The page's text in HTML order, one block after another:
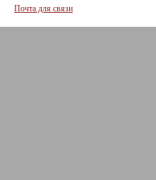
Почта для связи